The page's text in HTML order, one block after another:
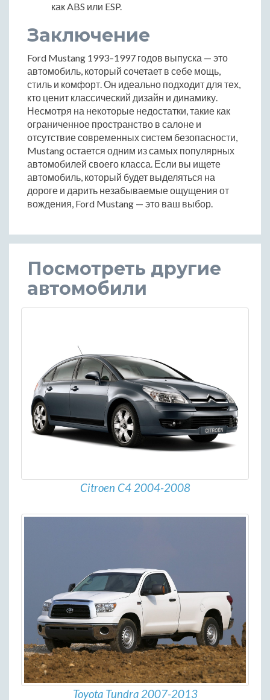
как ABS или ESP.
Заключение
Ford Mustang 1993–1997 годов выпуска — это
автомобиль, который сочетает в себе мощь,
стиль и комфорт. Он идеально подходит для тех,
кто ценит классический дизайн и динамику.
Несмотря на некоторые недостатки, такие как
ограниченное пространство в салоне и
отсутствие современных систем безопасности,
Mustang остается одним из самых популярных
автомобилей своего класса. Если вы ищете
автомобиль, который будет выделяться на
дороге и дарить незабываемые ощущения от
вождения, Ford Mustang — это ваш выбор.
Посмотреть другие
автомобили
Citroen C4 2004-2008
Toyota Tundra 2007-2013